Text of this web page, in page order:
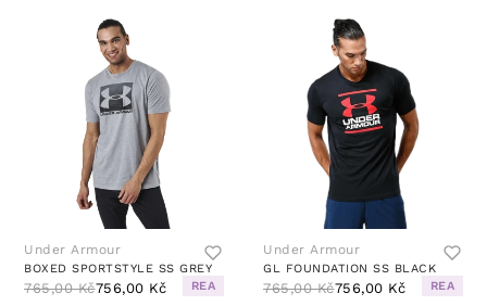
Under Armour
BOXED SPORTSTYLE SS GREY
765,00 Kč756,00 Kč REA
Under Armour
GL FOUNDATION SS BLACK
765,00 Kč756,00 Kč REA